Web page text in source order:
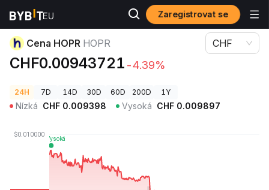
Zaregistrovat se
Ceny kryptoměn Cena HOPR HOPR
Cena HOPR HOPR
CHF0.00943721 -4.39%
CHF
24H 7D 14D 30D 60D 200D 1Y
Nízká CHF 0.009398 Vysoká CHF 0.009897